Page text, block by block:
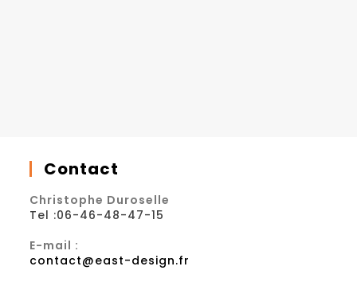
Contact
Christophe Duroselle
Tel :06-46-48-47-15
E-mail :
contact@east-design.fr